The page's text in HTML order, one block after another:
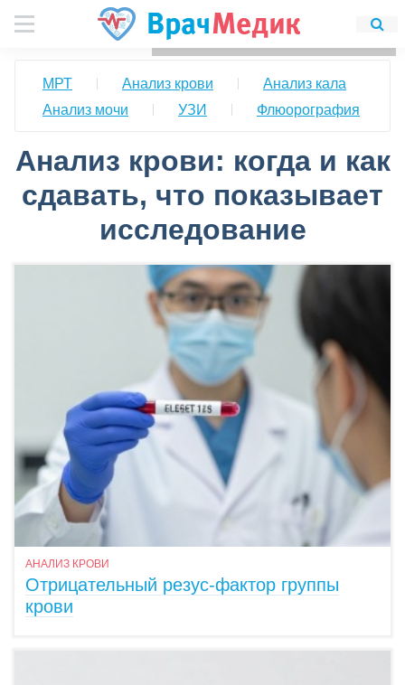
МРТ Анализ крови
Анализ кала
Анализ мочи
УЗИ Флюорография
Анализ крови: когда и как
сдавать, что показывает
исследование
АНАЛИЗ КРОВИ
Отрицательный резус-фактор группы
крови
Для любых предложений по
сайту: detirkutsk@cp9.ru